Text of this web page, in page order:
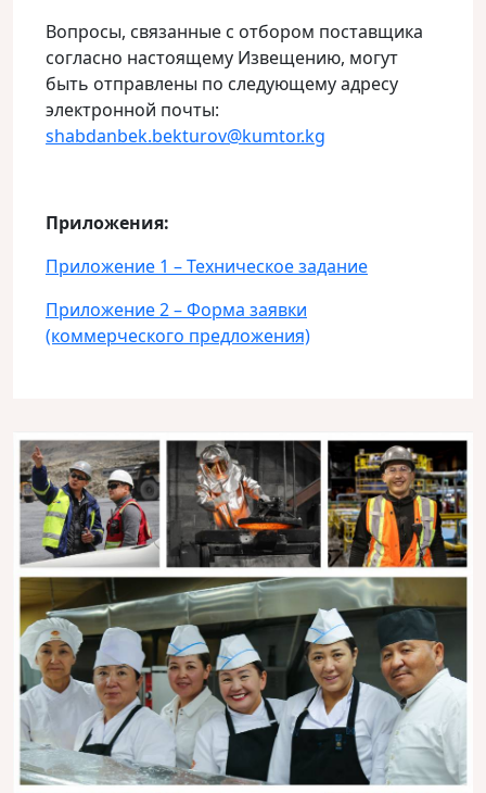
Вопросы, связанные с отбором поставщика
согласно настоящему Извещению, могут
быть отправлены по следующему адресу
электронной почты:
shabdanbek.bekturov@kumtor.kg
Приложения:
Приложение 1 – Техническое задание
Приложение 2 – Форма заявки
(коммерческого предложения)